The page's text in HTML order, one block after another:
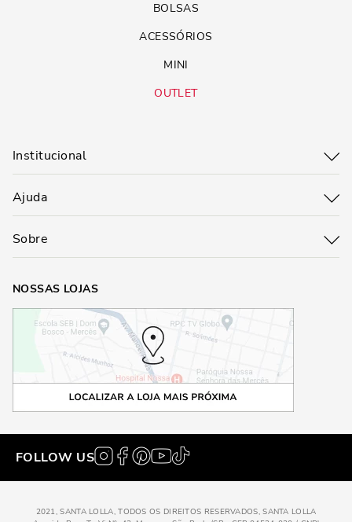
BOLSAS
ACESSÓRIOS
MINI
OUTLET
Institucional
Ajuda
Sobre
NOSSAS LOJAS
FOLLOW US
2021, SANTA LOLLA, TODOS OS DIREITOS RESERVADOS, SANTA LOLLA